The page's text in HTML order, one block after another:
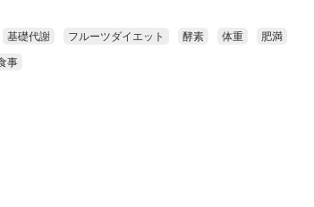
基礎代謝 フルーツダイエット 酵素 体重
肥満
事